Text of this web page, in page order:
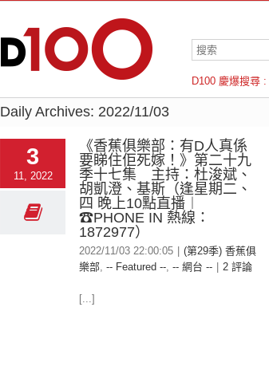
D100 慶爆搜尋 :
羅倫斯
Daily Archives: 2022/11/03
3
11, 2022
《香蕉俱樂部：有D人真係
要睇住佢死嫁！》第二十九
季十七集 主持：杜浚斌、
胡凱澄、基斯（逢星期二、
四 晚上10點直播︱
☎PHONE IN 熱線：
1872977）
2022/11/03 22:00:05
(第29季) 香蕉俱
樂部, -- Featured --, -- 網台 -- 2 評論
[...]